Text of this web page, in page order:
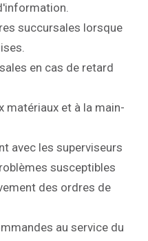
succursales lorsque
en cas de retard
matériaux et à la main-
avec les superviseurs
susceptibles
des ordres de
au service du